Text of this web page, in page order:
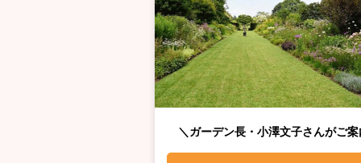
＼ガーデン長・小澤文子さんがご